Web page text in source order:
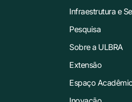
Infraestrutura e
Pesquisa
Sobre a ULBRA
Extensão
Espaço